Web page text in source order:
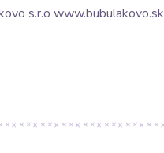
s.r.o www.bubulakovo.sk